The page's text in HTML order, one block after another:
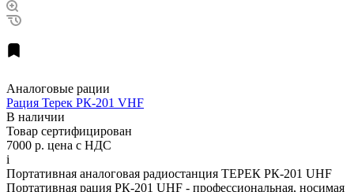
Аналоговые рации
Рация Терек РК-201 VHF
В наличии
Товар сертифицирован
7000 р. цена с НДС
i
Портативная аналоговая радиостанция ТЕРЕК РК-201 UHF
Портативная рация РК-201 UHF - профессиональная, носимая